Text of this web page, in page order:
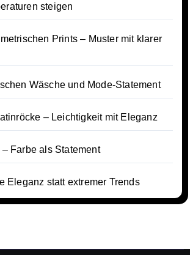
steigen
Prints – Muster mit klarer
Wäsche und Mode-Statement
– Leichtigkeit mit Eleganz
Farbe als Statement
Eleganz statt extremer Trends